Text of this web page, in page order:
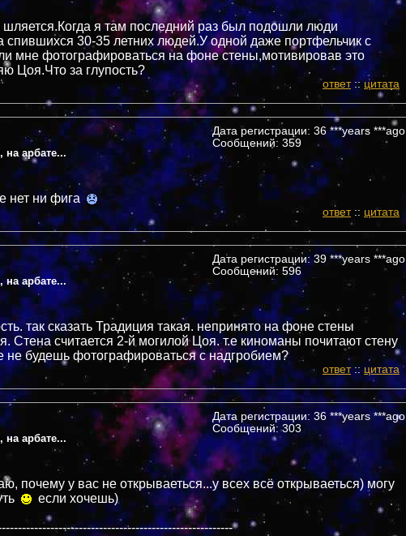
шляется.Когда я там последний раз был подошли люди
спившихся 30-35 летних людей.У одной даже портфельчик с
мне фотографироваться на фоне стены,мотивировав это
Цоя.Что за глупость?
ответ::цитата
на арбате...
Дата регистрации: 36 ***years ***ago
Сообщений: 359
нет ни фига
ответ:: цитата
на арбате...
Дата регистрации: 39 ***years ***ago
Сообщений: 596
так сказать Традиция такая. непринято на фоне стены
Стена считается 2-й могилой Цоя. т.е киноманы почитают стену
не будешь фотографироваться с надгробием?
ответ:: цитата
на арбате...
Дата регистрации: 36 ***years ***ago
Сообщений: 303
почему у вас не открываеться...у всех всё открываеться) могу
если хочешь)